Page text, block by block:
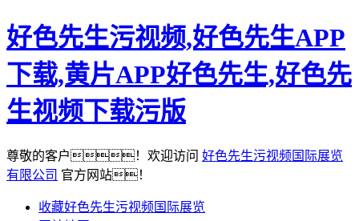
好色先生污视频,好色先生APP
下载,黄片APP好色先生,好色先
生视频下载污版
尊敬的客户！欢迎访问 好色先生污视频国际展览
有限公司 官方网站！
收藏好色先生污视频国际展览